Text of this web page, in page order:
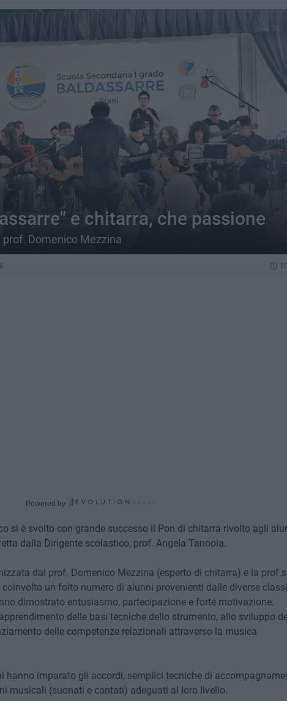
e chitarra, che passione
Domenico Mezzina
Powered by
si è svolto con grande successo il Pon di chitarra rivolto agli
dalla Dirigente scolastico, prof. Angela Tannoia.
dal prof. Domenico Mezzina (esperto di chitarra) e la
un folto numero di alunni provenienti dalle diverse
dimostrato entusiasmo, partecipazione e forte motivazione.
delle basi tecniche dello strumento, allo sviluppo
delle competenze relazionali attraverso la musica
hanno imparato gli accordi, semplici tecniche di
musicali (suonati e cantati) adeguati al loro livello.